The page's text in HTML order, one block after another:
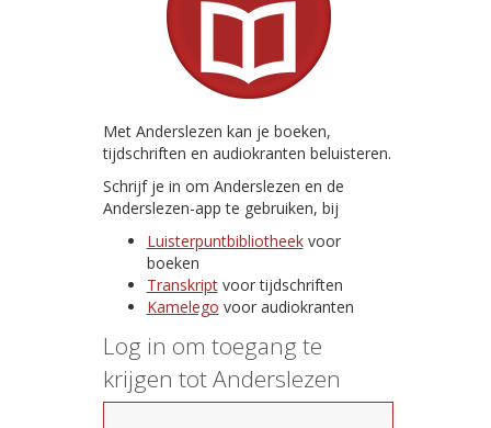
Met Anderslezen kan je boeken,
tijdschriften en audiokranten beluisteren.
Schrijf je in om Anderslezen en de
Anderslezen-app te gebruiken, bij
Luisterpuntbibliotheekvoor
boeken
Transkriptvoor tijdschriften
Kamelego voor audiokranten
Log in om toegang te
krijgen tot Anderslezen